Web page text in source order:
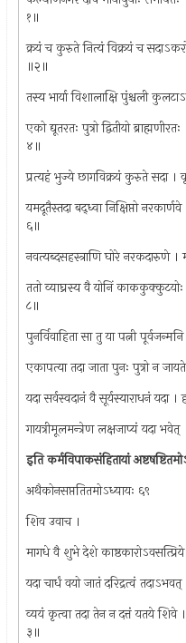
१॥
क्रयं च कुरुते नित्यं विक्रयं च
॥२॥
तस्य भार्या विशालाक्षि पुंश्चली
एको द्यूतरतः पुत्रो द्वितीयो
४॥
प्रत्यहं भुज्ये छागविक्रयं कुरुते सदा
यमदूतैस्तदा बद्ध्वा निक्षिप्तो
६॥
नवत्यब्दसहस्त्राणि घोरे नरकदारुणे ।
ततो व्याघ्रस्य वै योनिं काककुक्कुटयोः
८॥
पुनर्विवाहिता सा तु या पत्नी
एकापत्या तदा जाता पुनः पुत्रो न
यदा सर्वस्वदानं वै सूर्यस्याराधनं यदा
गायत्रीमूलमन्त्रेण लक्षजाप्यं यदा भवेत्
इति कर्मविपाकसंहितायां
अथैकोनसप्ततितमोऽध्यायः ६९
शिव उवाच ।
मागधे वै शुभे देशे काष्ठकारोऽवसत्प्रिये
यदा चार्धं वयो जातं दरिद्रत्वं
व्ययं कृत्वा तदा तेन न दत्तं यतये शिवे
३॥